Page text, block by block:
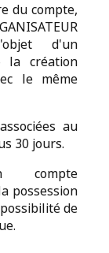
du compte,
d'un
la création
le même
au
30 jours.
compte
possession
de